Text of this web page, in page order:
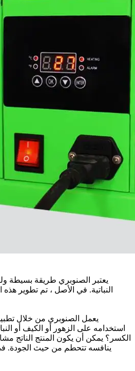
يعتبر الصنوبري طريقة بسيطة
النباتية. في الأصل ، تم تطوير
يعمل الصنوبري من خلال
استخدامه على الزهور أو الكيف أو
الكسر؟ يمكن أن يكون المنتج الناتج
ينافسه تتحطم من حيث الجودة. في